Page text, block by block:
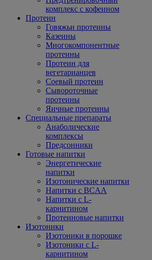
комплекс с кофеином
Протеин
Говяжьи протеины
Казеины
Многокомпонентные
протеины
Протеин для
вегетарианцев
Соевый протеин
Сывороточные
протеины
Яичные протеины
Специальные препараты
Анаболические
комплексы
Предсонники
Готовые напитки
Энергетические
напитки
Изотонические напитки
Напитки с BCAA
Напитки с L-
карнитином
Протеиновые напитки
Изотоники
Изотоники в порошке
Изотоники с L-
карнитином